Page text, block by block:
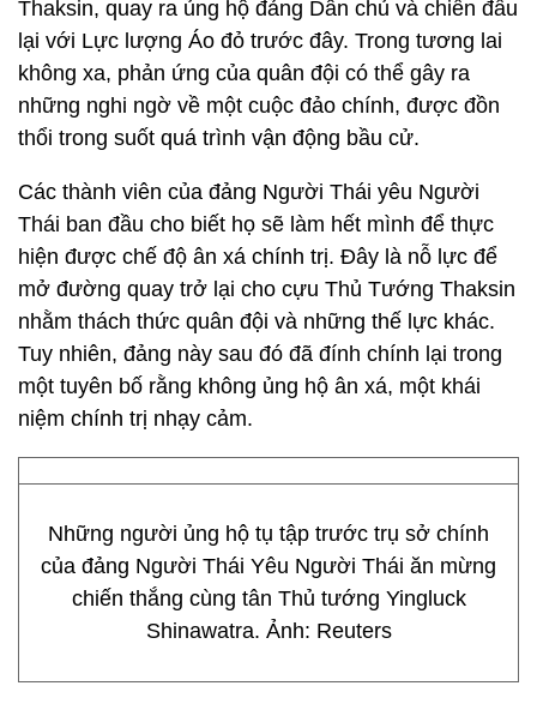
Thaksin, quay ra ủng hộ đảng Dân chủ và chiến đấu
lại với Lực lượng Áo đỏ trước đây. Trong tương lai
không xa, phản ứng của quân đội có thể gây ra
những nghi ngờ về một cuộc đảo chính, được đồn
thổi trong suốt quá trình vận động bầu cử.
Các thành viên của đảng Người Thái yêu Người
Thái ban đầu cho biết họ sẽ làm hết mình để thực
hiện được chế độ ân xá chính trị. Đây là nỗ lực để
mở đường quay trở lại cho cựu Thủ Tướng Thaksin
nhằm thách thức quân đội và những thế lực khác.
Tuy nhiên, đảng này sau đó đã đính chính lại trong
một tuyên bố rằng không ủng hộ ân xá, một khái
niệm chính trị nhạy cảm.
Những người ủng hộ tụ tập trước trụ sở chính
của đảng Người Thái Yêu Người Thái ăn mừng
chiến thắng cùng tân Thủ tướng Yingluck
Shinawatra. Ảnh: Reuters